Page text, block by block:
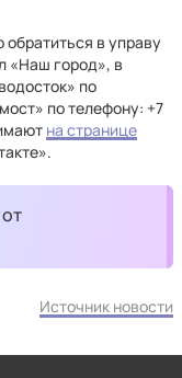
в управу
«Наш город», в
по
по телефону: +7
на странице
Источник новости